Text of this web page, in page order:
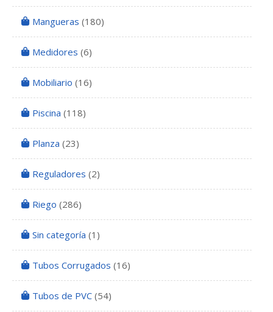
Mangueras (180)
Medidores (6)
Mobiliario (16)
Piscina (118)
Planza (23)
Reguladores (2)
Riego (286)
Sin categoría (1)
Tubos Corrugados (16)
Tubos de PVC (54)